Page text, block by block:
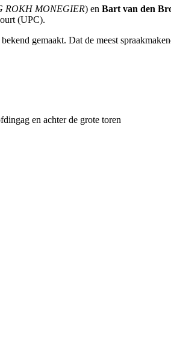
ROKH MONEGIER) en Bart van den
(UPC).
gemaakt. Dat de meest
en achter de grote toren